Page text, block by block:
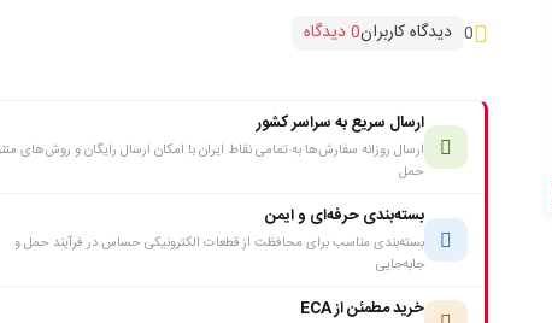
0 دیدگاه کاربران0 دیدگاه
ارسال سریع به سراسر کشور
ارسال روزانه سفارش‌ها به تمامی نقاط ایران با امکان ارسال رایگان و روش‌های
حمل
بسته‌بندی حرفه‌ای و ایمن
بسته‌بندی مناسب برای محافظت از قطعات الکترونیکی حساس در فرآیند حمل و
جابه‌جایی
خرید مطمئن از ECA